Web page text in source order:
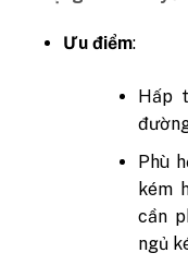
Ưu điểm:
Hấp
Phù
kém
cần
ngủ